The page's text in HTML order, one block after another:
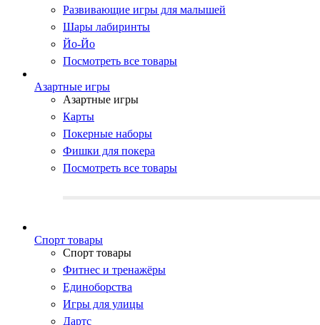
Развивающие игры для малышей
Шары лабиринты
Йо-Йо
Посмотреть все товары
Азартные игры
Азартные игры
Карты
Покерные наборы
Фишки для покера
Посмотреть все товары
Cпорт товары
Cпорт товары
Фитнес и тренажёры
Единоборства
Игры для улицы
Дартс